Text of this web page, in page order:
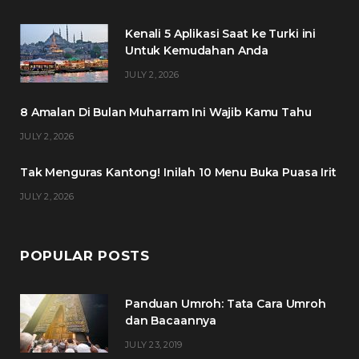
b
t
a
e
Kenali 5 Aplikasi Saat ke Turki ini
Untuk Kemudahan Anda
JULY 2, 2026
8 Amalan Di Bulan Muharram Ini Wajib Kamu Tahu
JULY 2, 2026
Tak Menguras Kantong! Inilah 10 Menu Buka Puasa Irit
JULY 2, 2026
POPULAR POSTS
Panduan Umroh: Tata Cara Umroh
dan Bacaannya
JULY 23, 2019